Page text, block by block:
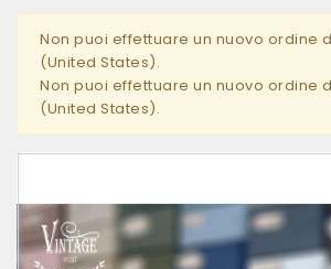
Non puoi effettuare un nuovo ordine
(United States).
Non puoi effettuare un nuovo ordine
(United States).